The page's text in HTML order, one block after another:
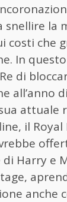
snellire la
costi che
In
di
all’anno
attuale
il Royal
di Harry e
anche